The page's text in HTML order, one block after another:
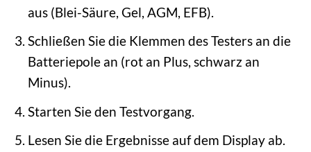
aus (Blei-Säure, Gel, AGM, EFB).
Schließen Sie die Klemmen des Testers an die
Batteriepole an (rot an Plus, schwarz an
Minus).
Starten Sie den Testvorgang.
Lesen Sie die Ergebnisse auf dem Display ab.